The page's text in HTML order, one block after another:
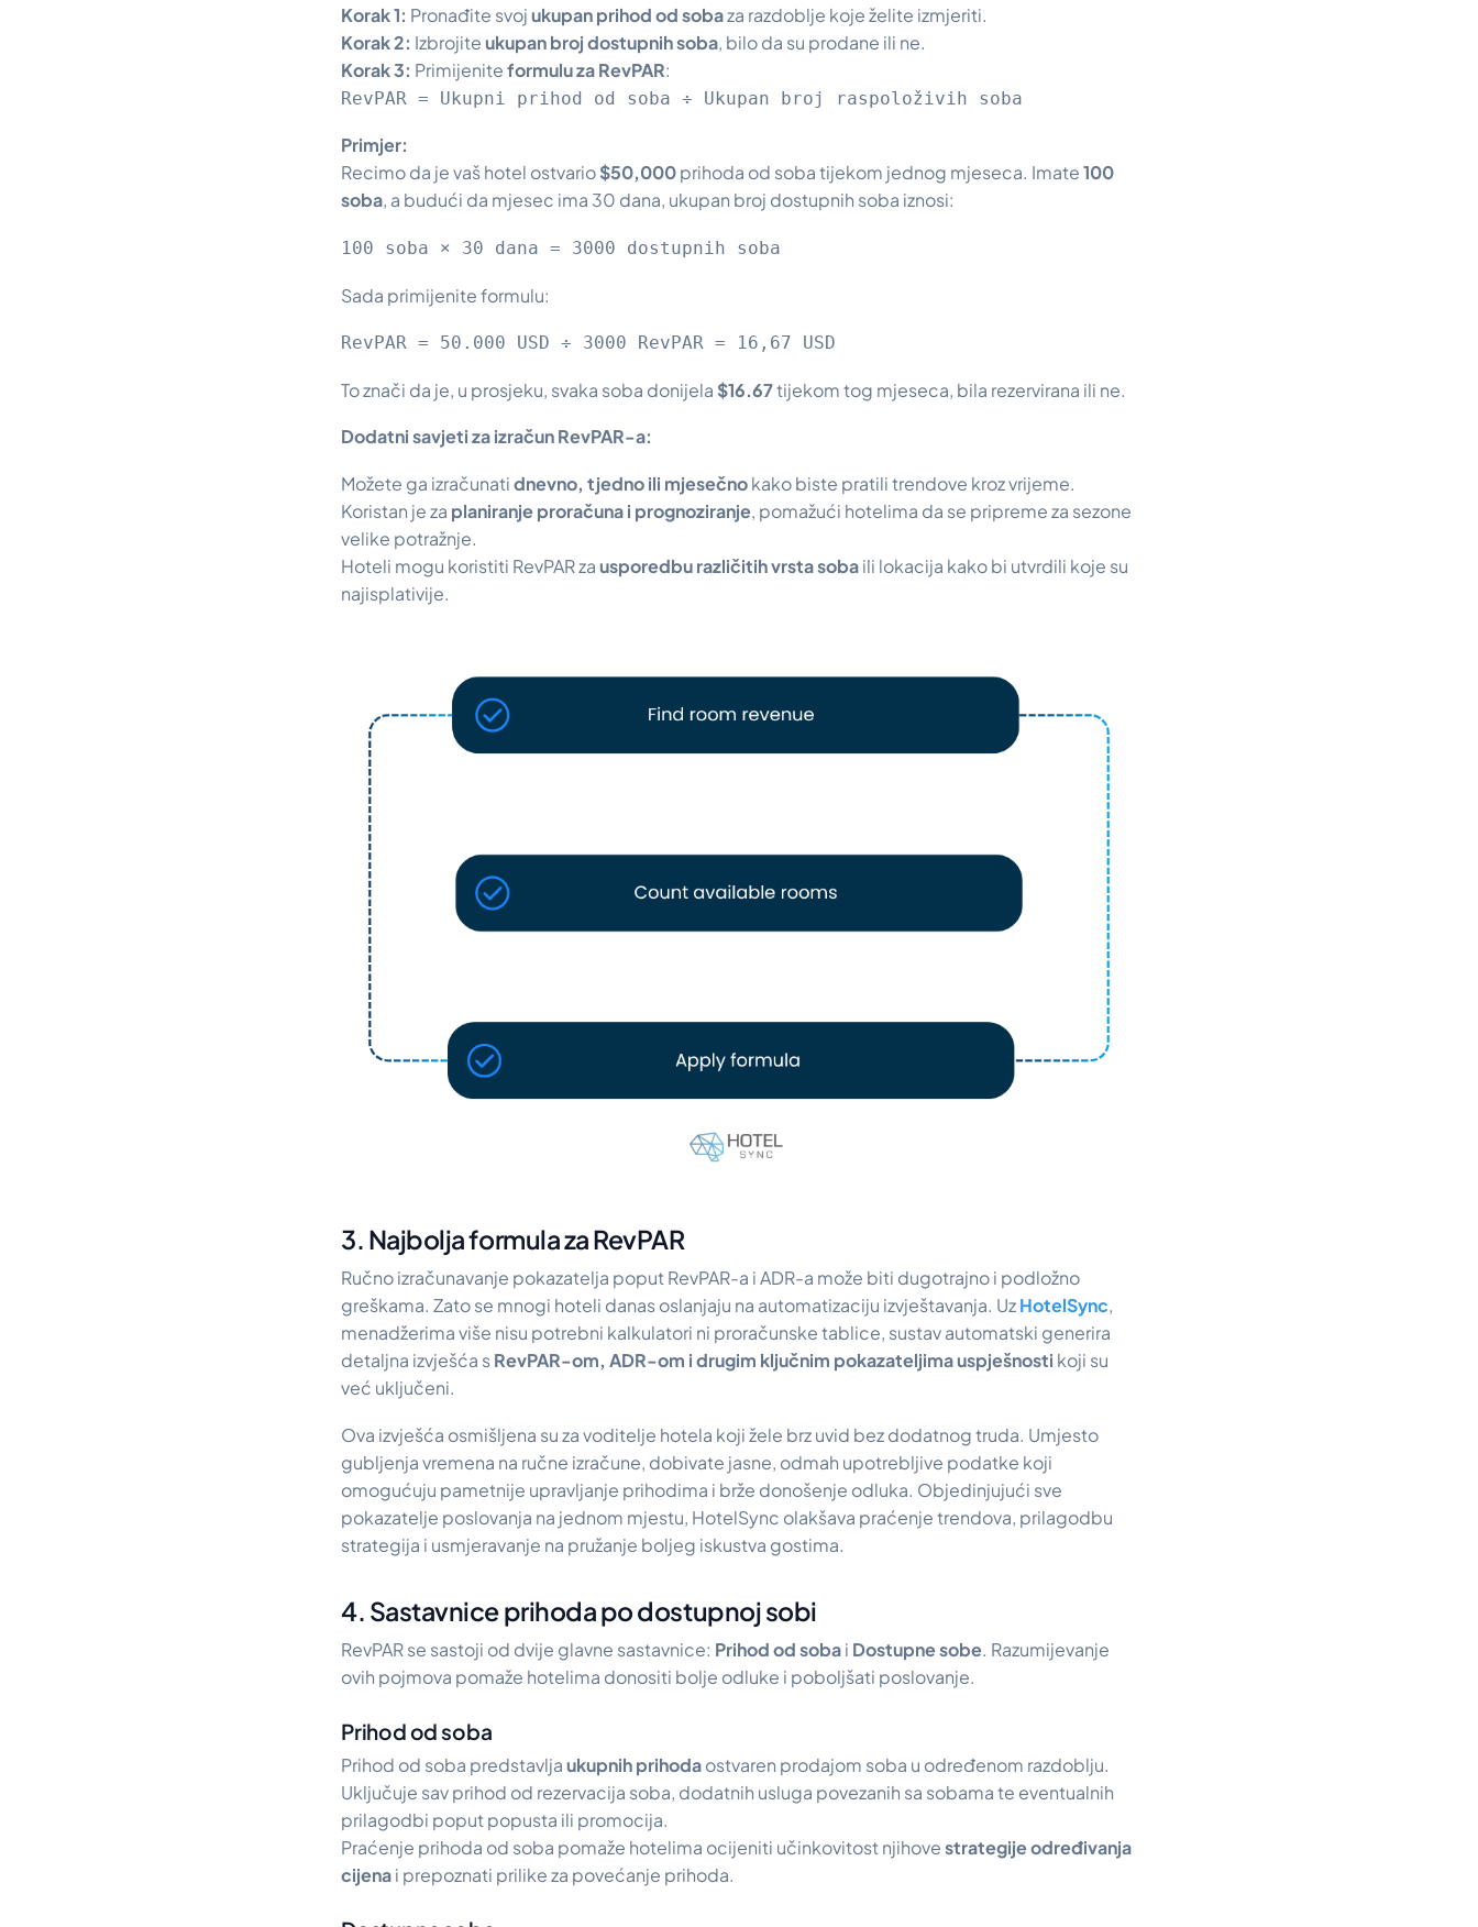
Korak 1: Pronađite svojukupan prihod od sobaza razdoblje koje želite izmjeriti.
Korak 2: Izbrojiteukupan broj dostupnih soba, bilo da su prodane ili ne.
Korak 3: Primijeniteformulu za RevPAR:
RevPAR = Ukupni prihod od soba ÷ Ukupan broj raspoloživih soba
Primjer:
Recimo da je vaš hotel ostvario$50,000prihoda od soba tijekom jednog mjeseca. Imate100
soba, a budući da mjesec ima 30 dana, ukupan broj dostupnih soba iznosi:
100 soba × 30 dana = 3000 dostupnih soba
Sada primijenite formulu:
RevPAR = 50.000 USD ÷ 3000 RevPAR = 16,67 USD
To znači da je, u prosjeku, svaka soba donijela $16.67tijekom tog mjeseca, bila rezervirana ili ne.
Dodatni savjeti za izračun RevPAR-a:
Možete ga izračunatidnevno, tjedno ili mjesečnokako biste pratili trendove kroz vrijeme.
Koristan je za planiranje proračuna i prognoziranje, pomažući hotelima da se pripreme za sezone
velike potražnje.
Hoteli mogu koristiti RevPAR zausporedbu različitih vrsta sobaili lokacija kako bi utvrdili koje su
najisplativije.
3. Najbolja formula za RevPAR
Ručno izračunavanje pokazatelja poput RevPAR-a i ADR-a može biti dugotrajno i podložno
greškama. Zato se mnogi hoteli danas oslanjaju na automatizaciju izvještavanja. UzHotelSync,
menadžerima više nisu potrebni kalkulatori ni proračunske tablice, sustav automatski generira
detaljna izvješća sRevPAR-om, ADR-om i drugim ključnim pokazateljima uspješnosti koji su
već uključeni.
Ova izvješća osmišljena su za voditelje hotela koji žele brz uvid bez dodatnog truda. Umjesto
gubljenja vremena na ručne izračune, dobivate jasne, odmah upotrebljive podatke koji
omogućuju pametnije upravljanje prihodima i brže donošenje odluka. Objedinjujući sve
pokazatelje poslovanja na jednom mjestu, HotelSync olakšava praćenje trendova, prilagodbu
strategija i usmjeravanje na pružanje boljeg iskustva gostima.
4. Sastavnice prihoda po dostupnoj sobi
RevPAR se sastoji od dvije glavne sastavnice: Prihod od sobai Dostupne sobe. Razumijevanje
ovih pojmova pomaže hotelima donositi bolje odluke i poboljšati poslovanje.
Prihod od soba
Prihod od soba predstavljaukupnih prihodaostvaren prodajom soba u određenom razdoblju.
Uključuje sav prihod od rezervacija soba, dodatnih usluga povezanih sa sobama te eventualnih
prilagodbi poput popusta ili promocija.
Praćenje prihoda od soba pomaže hotelima ocijeniti učinkovitost njihovestrategije određivanja
cijenai prepoznati prilike za povećanje prihoda.